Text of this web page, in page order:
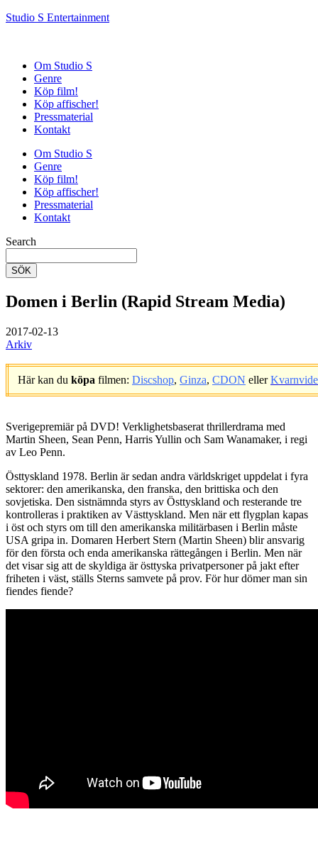
Studio S Entertainment
Om Studio S
Genre
Köp film!
Köp affischer!
Pressmaterial
Kontakt
Om Studio S
Genre
Köp film!
Köp affischer!
Pressmaterial
Kontakt
Search
SÖK
Domen i Berlin (Rapid Stream Media)
2017-02-13
Arkiv
Här kan du köpa filmen: Discshop, Ginza, CDON eller
Sverigepremiär på DVD! Verklighetsbaserat thrillerdrama med
Martin Sheen, Sean Penn, Harris Yullin och Sam Wanamaker, i regi
av Leo Penn.
Östtyskland 1978. Berlin är sedan andra världskriget uppdelat i fyra
sektorer: den amerikanska, den franska, den brittiska och den
sovjetiska. Den sistnämnda styrs av Östtyskland och resterande tre
kontrolleras i praktiken av Västtyskland. Men när ett flygplan kapas
i öst och styrs om till den amerikanska militärbasen i Berlin måste
USA gripa in. Domaren Herbert Stern (Martin Sheen) blir ansvarig
för den första och enda amerikanska rättegången i Berlin. Men när
det visar sig att de skyldiga är östtyska privatpersoner på jakt efter
friheten i väst, ställs Sterns samvete på prov. För hur dömer man sin
fiendes fiende?